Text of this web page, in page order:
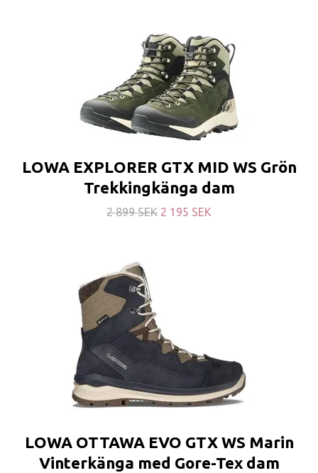
LOWA EXPLORER GTX MID WS Grön
Trekkingkänga dam
2 899 SEK 2 195 SEK
LOWA OTTAWA EVO GTX WS Marin
Vinterkänga med Gore-Tex dam